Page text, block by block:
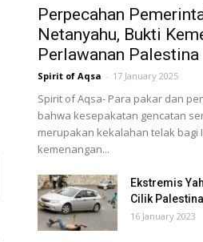
Perpecahan
Netanyahu, Bukti
Perlawanan Palestina
Spirit of Aqsa - 17 January 2025
Spirit of Aqsa- Para pakar dan
bahwa kesepakatan gencatan
merupakan kekalahan telak bagi
kemenangan...
Ekstremis
Cilik Palestina
16 January 2023